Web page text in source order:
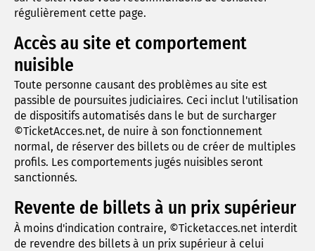
régulièrement cette page.
Accès au site et comportement
nuisible
Toute personne causant des problèmes au site est
passible de poursuites judiciaires. Ceci inclut l'utilisation
de dispositifs automatisés dans le but de surcharger
©TicketAcces.net, de nuire à son fonctionnement
normal, de réserver des billets ou de créer de multiples
profils. Les comportements jugés nuisibles seront
sanctionnés.
Revente de billets à un prix supérieur
À moins d'indication contraire, ©Ticketacces.net interdit
de revendre des billets à un prix supérieur à celui